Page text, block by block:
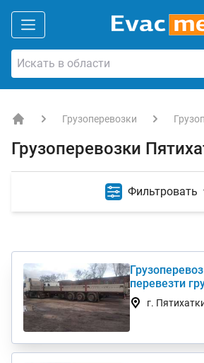
Грузоперевозки
Грузоперевозки
Фильтровать
перевезти
услуги
г.